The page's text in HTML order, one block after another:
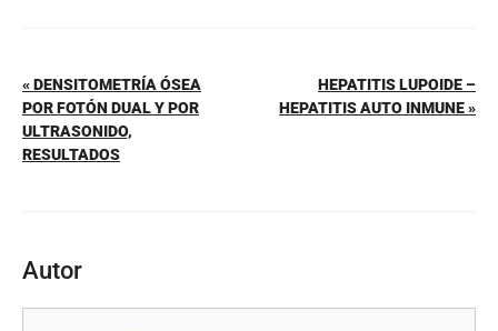
« DENSITOMETRÍA ÓSEA
POR FOTÓN DUAL Y POR
ULTRASONIDO,
RESULTADOS
HEPATITIS LUPOIDE –
HEPATITIS AUTO INMUNE »
Autor